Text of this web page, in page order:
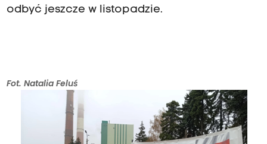
odbyć jeszcze w listopadzie.
Fot. Natalia Feluś